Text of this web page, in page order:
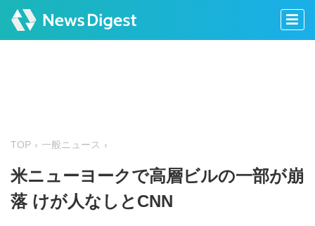
TOP 一般ニュース
米ニューヨークで高層ビルの一部が崩
落 けが人なしとCNN